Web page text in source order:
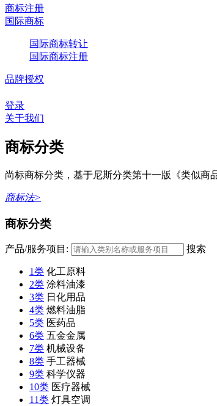
商标注册
国际商标
国际商标转让
国际商标注册
品牌授权
登录
关于我们
商标分类
尚标商标分类，基于尼斯分类第十一版《类似商
商标法>
商标分类
产品/服务项目: 搜索
1类 化工原料
2类 涂料油漆
3类 日化用品
4类 燃料油脂
5类 医药品
6类 五金金属
7类 机械设备
8类 手工器械
9类 科学仪器
10类 医疗器械
11类 灯具空调